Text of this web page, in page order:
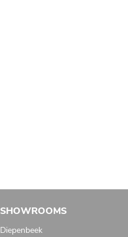
SHOWROOMS
Diepenbeek